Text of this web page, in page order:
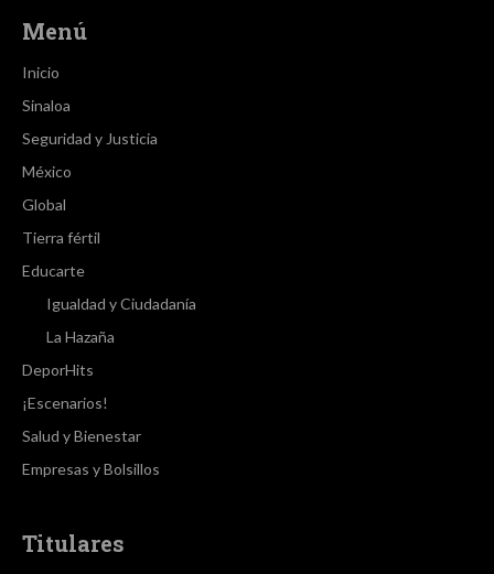
Menú
Inicio
Sinaloa
Seguridad y Justicia
México
Global
Tierra fértil
Educarte
Igualdad y Ciudadanía
La Hazaña
DeporHits
¡Escenarios!
Salud y Bienestar
Empresas y Bolsillos
Titulares